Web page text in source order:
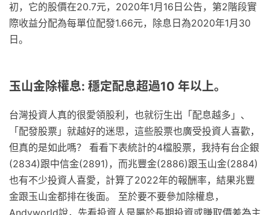
初，它的股價在20.7元，2020年1月16日公告，第2階段實
際收益分配為每單位配發1.66元，除息日為2020年1月30
日。
玉山金除權息: 穩定配息超過10 年以上。
台灣投資人真的很愛領股利，也就衍生出「配息越多」、
「配發股票」就越好的迷思，這些股票也廣受投資人喜歡，
但真的是如此嗎？ 看看下表統計的4檔股票，我持有台企銀
(2834)跟中信金(2891)，而兆豐金(2886)跟玉山金(2884)
也有不少投資人喜愛，計算了2022年的報酬率，結果兆豐
金跟玉山金都排在後面。 至於要不要參加除權息，